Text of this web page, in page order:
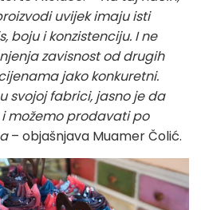
uvijek imaju isti
boju i konzistenciju. I ne
zavisnost od drugih
jako konkuretni.
svojoj fabrici, jasno je da
možemo prodavati po
– objašnjava Muamer Čolić.